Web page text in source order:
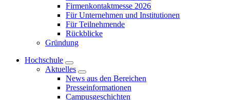
Firmenkontaktmesse 2026
Für Unternehmen und Institutionen
Für Teilnehmende
Rückblicke
Gründung
Hochschule
Aktuelles
News aus den Bereichen
Presseinformationen
Campusgeschichten